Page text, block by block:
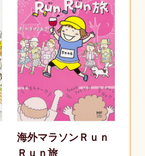
海外マラソンＲｕｎ
Ｒｕｎ旅